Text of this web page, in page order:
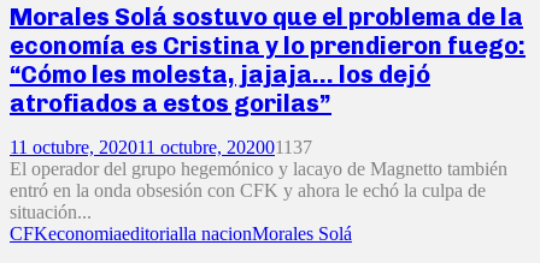
Morales Solá sostuvo que el problema de la
economía es Cristina y lo prendieron fuego:
“Cómo les molesta, jajaja… los dejó
atrofiados a estos gorilas”
11 octubre, 202011 octubre, 202001137
El operador del grupo hegemónico y lacayo de Magnetto también
entró en la onda obsesión con CFK y ahora le echó la culpa de
situación...
CFKeconomiaeditorialla nacionMorales Solá